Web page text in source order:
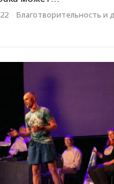
· Благотвори­тель­ность и